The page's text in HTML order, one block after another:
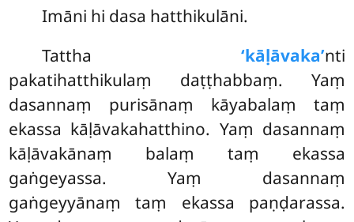
Imāni hi dasa hatthikulāni.
Tattha ‘kāḷāvaka’nti
pakatihatthikulaṃ daṭṭhabbaṃ. Yaṃ
dasannaṃ purisānaṃ kāyabalaṃ taṃ
ekassa kāḷāvakahatthino. Yaṃ dasannaṃ
kāḷāvakānaṃ balaṃ taṃ ekassa
gaṅgeyassa. Yaṃ dasannaṃ
gaṅgeyyānaṃ taṃ ekassa paṇḍarassa.